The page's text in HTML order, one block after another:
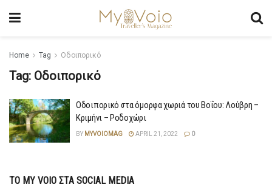
Home Tag Οδοιπορικό
Tag: Οδοιπορικό
Οδοιπορικό στα όμορφα χωριά του Βοΐου: Λούβρη –
Κριμήνι – Ροδοχώρι
BY MYVOIOMAG APRIL 21, 2022 0
ΤΟ MY VOIO ΣΤΑ SOCIAL MEDIA